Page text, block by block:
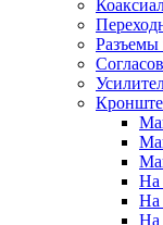
Разъемы
На
На
На